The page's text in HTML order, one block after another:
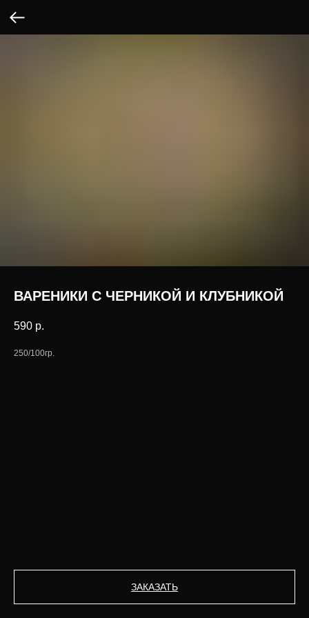
ВАРЕНИКИ С ЧЕРНИКОЙ И КЛУБНИКОЙ
590 р.
ЗАКАЗАТЬ
250/100гр.